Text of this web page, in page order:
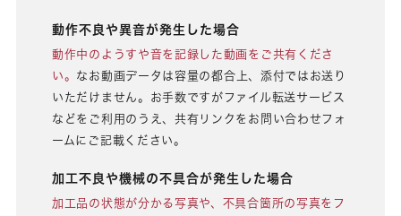
動作不良や異音が発生した場合
動作中のようすや音を記録した動画をご共有くださ
い。 なお動画データは容量の都合上、添付ではお送り
いただけません。お手数ですがファイル転送サービス
などをご利用のうえ、共有リンクをお問い合わせフォ
ームにご記載ください。
加工不良や機械の不具合が発生した場合
加工品の状態が分かる写真や、不具合箇所の写真をフ